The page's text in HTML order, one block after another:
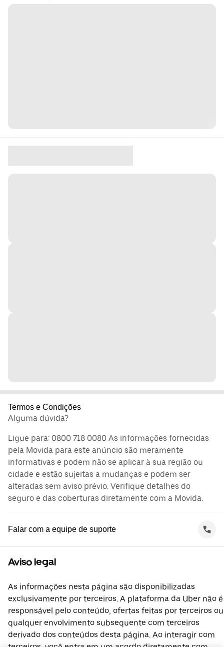
Termos e Condições
Alguma dúvida?
Ligue para: 0800 718 0080 As informações fornecidas
pela Movida para este anúncio são meramente
informativas e podem não se aplicar à sua região ou
cidade e estão sujeitas a mudanças e podem ser
alteradas sem aviso prévio. Verifique detalhes do
seguro e das coberturas diretamente com a Movida.
Falar com a equipe de suporte
Aviso legal
As informações nesta página são disponibilizadas
exclusivamente por terceiros. A plataforma da Uber não é
responsável pelo conteúdo, ofertas feitas por terceiros ou
qualquer envolvimento subsequente com terceiros
derivado dos conteúdos desta página. Ao interagir com